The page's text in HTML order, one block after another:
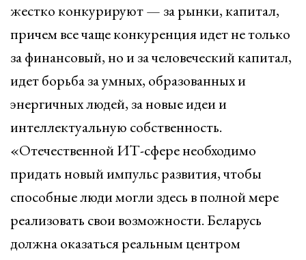
жестко конкурируют — за рынки, капитал,
причем все чаще конкуренция идет не только
за финансовый, но и за человеческий капитал,
идет борьба за умных, образованных и
энергичных людей, за новые идеи и
интеллектуальную собственность.
«Отечественной ИТ-сфере необходимо
придать новый импульс развития, чтобы
способные люди могли здесь в полной мере
реализовать свои возможности. Беларусь
должна оказаться реальным центром